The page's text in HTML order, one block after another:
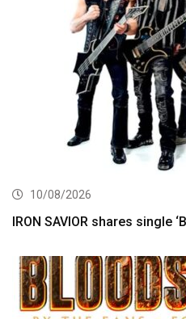
10/08/2026
IRON SAVIOR shares single